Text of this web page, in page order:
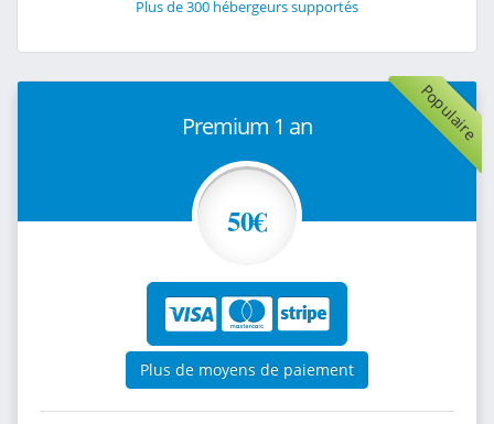
Plus de 300 hébergeurs supportés
Populaire
Premium 1 an
50€
Plus de moyens de paiement